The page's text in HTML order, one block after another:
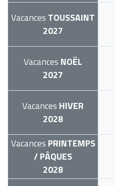
Vacances TOUSSAINT
2027
Vacances NOËL
2027
Vacances HIVER
2028
Vacances PRINTEMPS
/ PÂQUES
2028